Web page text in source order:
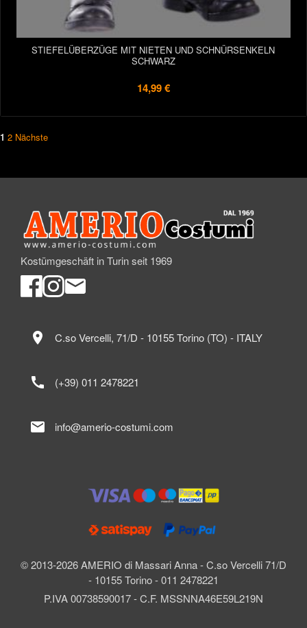
STIEFELÜBERZÜGE MIT NIETEN UND SCHNÜRSENKELN
SCHWARZ
14,99 €
1 2 Nächste
Kostümgeschäft in Turin seit 1969
© 2013-2026 AMERIO di Massari Anna - C.so Vercelli 71/D
- 10155 Torino - 011 2478221
P.IVA 00738590017 - C.F. MSSNNA46E59L219N
location_on C.so Vercelli, 71/D - 10155 Torino (TO) - ITALY
call (+39) 011 2478221
mail info@amerio-costumi.com